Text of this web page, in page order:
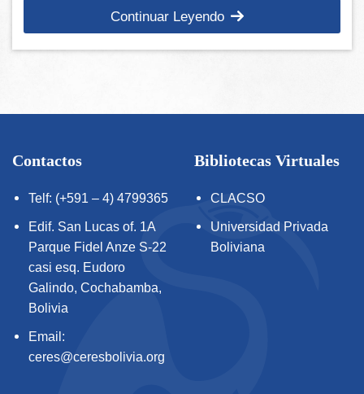
Continuar Leyendo
Contactos
Telf: (+591 – 4) 4799365
Edif. San Lucas of. 1A
Parque Fidel Anze S-22
casi esq. Eudoro
Galindo, Cochabamba,
Bolivia
Email:
ceres@ceresbolivia.org
Bibliotecas Virtuales
CLACSO
Universidad Privada
Boliviana